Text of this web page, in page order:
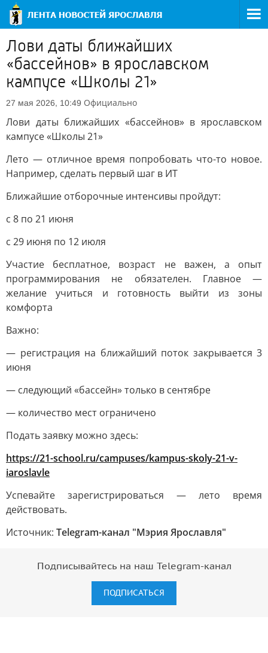
Лови даты ближайших
«бассейнов» в ярославском
кампусе «Школы 21»
27 мая 2026, 10:49 Официально
Лови даты ближайших «бассейнов» в ярославском
кампусе «Школы 21»
Лето — отличное время попробовать что-то новое.
Например, сделать первый шаг в ИТ
Ближайшие отборочные интенсивы пройдут:
с 8 по 21 июня
с 29 июня по 12 июля
Участие бесплатное, возраст не важен, а опыт
программирования не обязателен. Главное —
желание учиться и готовность выйти из зоны
комфорта
Важно:
— регистрация на ближайший поток закрывается 3
июня
— следующий «бассейн» только в сентябре
— количество мест ограничено
Подать заявку можно здесь:
https://21-school.ru/campuses/kampus-skoly-21-v-
iaroslavle
Успевайте зарегистрироваться — лето время
действовать.
Источник: Telegram-канал "Мэрия Ярославля"
Подписывайтесь на наш Telegram-канал
ПОДПИСАТЬСЯ